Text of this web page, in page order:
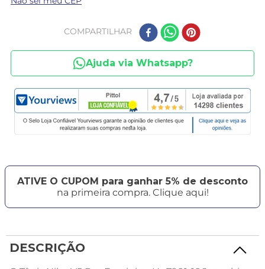
COMPARTILHAR
Ajuda via Whatsapp?
ATIVE O CUPOM para ganhar 5% de desconto
na primeira compra. Clique aqui!
DESCRIÇÃO